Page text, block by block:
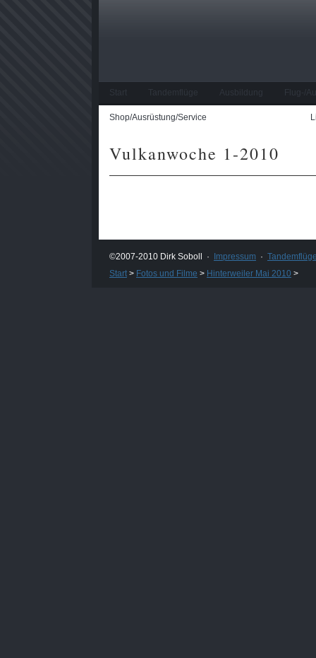
Start Tandemflüge Ausbildung
Shop/Ausrüstung/Service
Vulkanwoche 1-2010
©2007-2010 Dirk Soboll · Impressum ·
Start > Fotos und Filme > Hinterweiler Mai 2010 >